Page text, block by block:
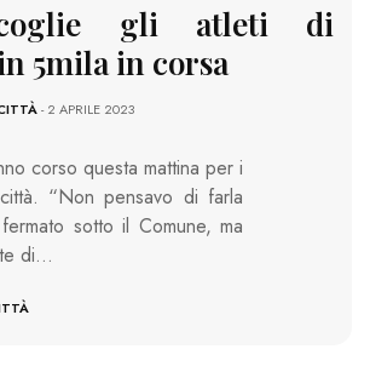
gli atleti di
5mila in corsa
- 2 APRILE 2023
corso questa mattina per i
“Non pensavo di farla
sotto il Comune, ma
di…